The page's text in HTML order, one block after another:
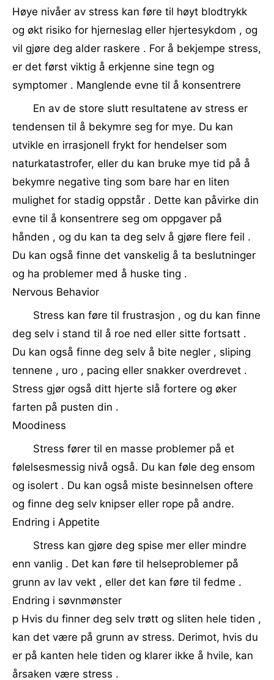
Høye nivåer av stress kan føre til høyt blodtrykk
og økt risiko for hjerneslag eller hjertesykdom , og
vil gjøre deg alder raskere . For å bekjempe stress,
er det først viktig å erkjenne sine tegn og
symptomer . Manglende evne til å konsentrere
En av de store slutt resultatene av stress er
tendensen til å bekymre seg for mye. Du kan
utvikle en irrasjonell frykt for hendelser som
naturkatastrofer, eller du kan bruke mye tid på å
bekymre negative ting som bare har en liten
mulighet for stadig oppstår . Dette kan påvirke din
evne til å konsentrere seg om oppgaver på
hånden , og du kan ta deg selv å gjøre flere feil .
Du kan også finne det vanskelig å ta beslutninger
og ha problemer med å huske ting .
Nervous Behavior
Stress kan føre til frustrasjon , og du kan finne
deg selv i stand til å roe ned eller sitte fortsatt .
Du kan også finne deg selv å bite negler , sliping
tennene , uro , pacing eller snakker overdrevet .
Stress gjør også ditt hjerte slå fortere og øker
farten på pusten din .
Moodiness
Stress fører til en masse problemer på et
følelsesmessig nivå også. Du kan føle deg ensom
og isolert . Du kan også miste besinnelsen oftere
og finne deg selv knipser eller rope på andre.
Endring i Appetite
Stress kan gjøre deg spise mer eller mindre
enn vanlig . Det kan føre til helseproblemer på
grunn av lav vekt , eller det kan føre til fedme .
Endring i søvnmønster
p Hvis du finner deg selv trøtt og sliten hele tiden ,
kan det være på grunn av stress. Derimot, hvis du
er på kanten hele tiden og klarer ikke å hvile, kan
årsaken være stress .